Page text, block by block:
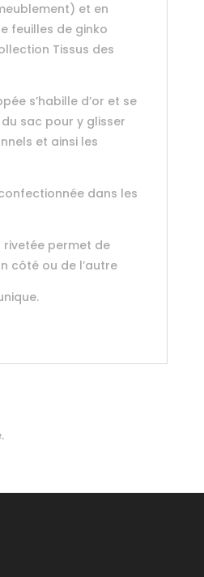
et en
feuilles de ginko
Tissus des
s’habille d’or et se
sac pour y glisser
et ainsi les
dans les
rivetée permet de
côté ou de l’autre